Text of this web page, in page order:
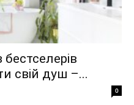
свій душ –...
0